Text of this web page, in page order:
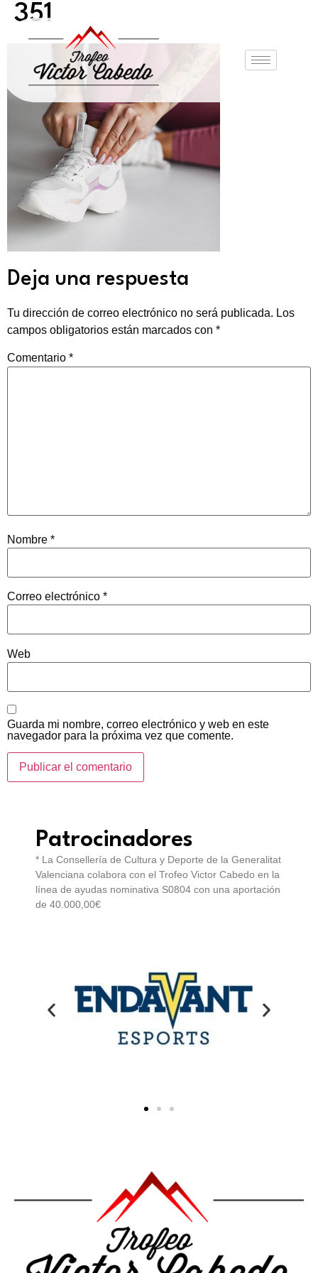
351
Deja una respuesta
Tu dirección de correo electrónico no será publicada. Los
campos obligatorios están marcados con *
Comentario *
Nombre *
Correo electrónico *
Web
Guarda mi nombre, correo electrónico y web en este
navegador para la próxima vez que comente.
Patrocinadores
* La Consellería de Cultura y Deporte de la Generalitat
Valenciana colabora con el Trofeo Victor Cabedo en la
línea de ayudas nominativa S0804 con una aportación
de 40.000,00€